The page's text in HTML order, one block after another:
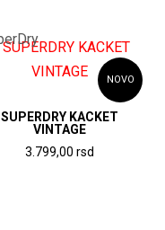
NOVO
SUPERDRY KACKET
VINTAGE
3.799,00 rsd